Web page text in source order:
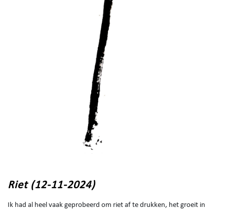
Riet (12-11-2024)
Ik had al heel vaak geprobeerd om riet af te drukken, het groeit in